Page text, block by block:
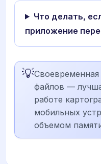
Что делать,
приложение
💡
файлов —
работе
мобильных
объемом